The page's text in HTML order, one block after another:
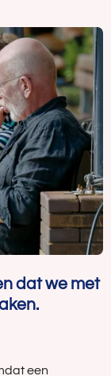
dat we met
een